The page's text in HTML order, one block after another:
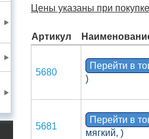
Цены указаны при
Артикул
5680
Перейти в
)
5681
Перейти в
мягкий, )